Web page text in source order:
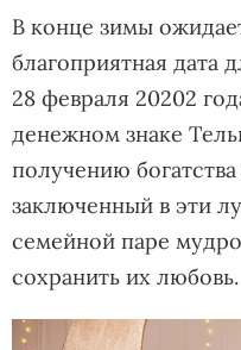
В конце зимы
благоприятная дата
28 февраля 20202
денежном знаке
получению
заключенный в эти
семейной паре
сохранить их любовь.